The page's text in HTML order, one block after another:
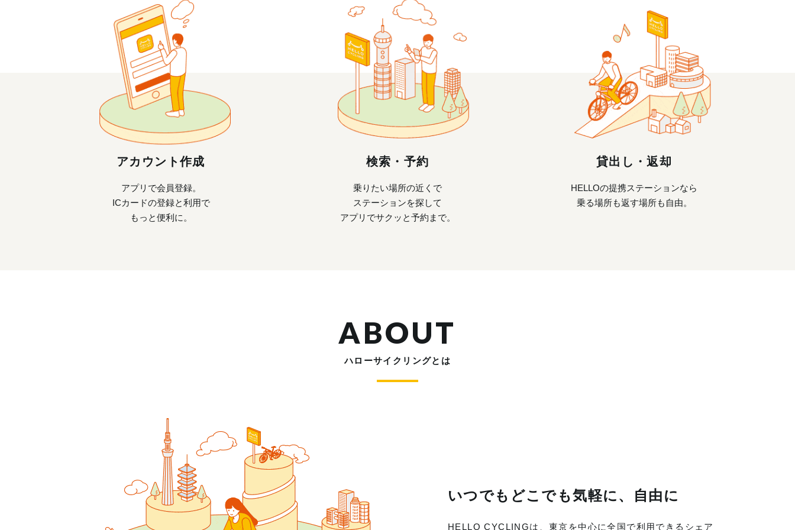
アカウント作成
アプリで会員登録。
ICカードの登録と利用で
もっと便利に。
検索・予約
乗りたい場所の近くで
ステーションを探して
アプリでサクッと予約まで。
貸出し・返却
HELLOの提携ステーションなら
乗る場所も返す場所も自由。
ABOUT
ハローサイクリングとは
いつでもどこでも気軽に、自由に
HELLO CYCLINGは、東京を中心に全国で利用できるシェア